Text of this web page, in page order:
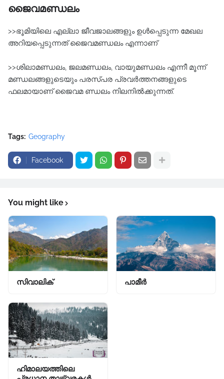
ജൈവമണ്ഡലം
>>ഭൂമിയിലെ എല്ലാ ജീവജാലങ്ങളും ഉൾപ്പെടുന്ന മേഖല
അറിയപ്പെടുന്നത് ജൈവമണ്ഡലം എന്നാണ്
>>ശിലാമണ്ഡലം, ജലമണ്ഡലം, വായുമണ്ഡലം എന്നീ മൂന്ന്‌
മണ്ഡലങ്ങളുടെയും പരസ്പര പ്രവർത്തനങ്ങളുടെ
ഫലമായാണ്‌ ജൈവമ ണ്ഡലം നിലനിൽക്കുന്നത്‌.
Tags: Geography
Facebook
You might like
സിവാലിക്‌ പാമീര്‍
ഹിമാലയത്തിലെ